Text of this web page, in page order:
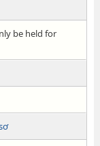
be held for